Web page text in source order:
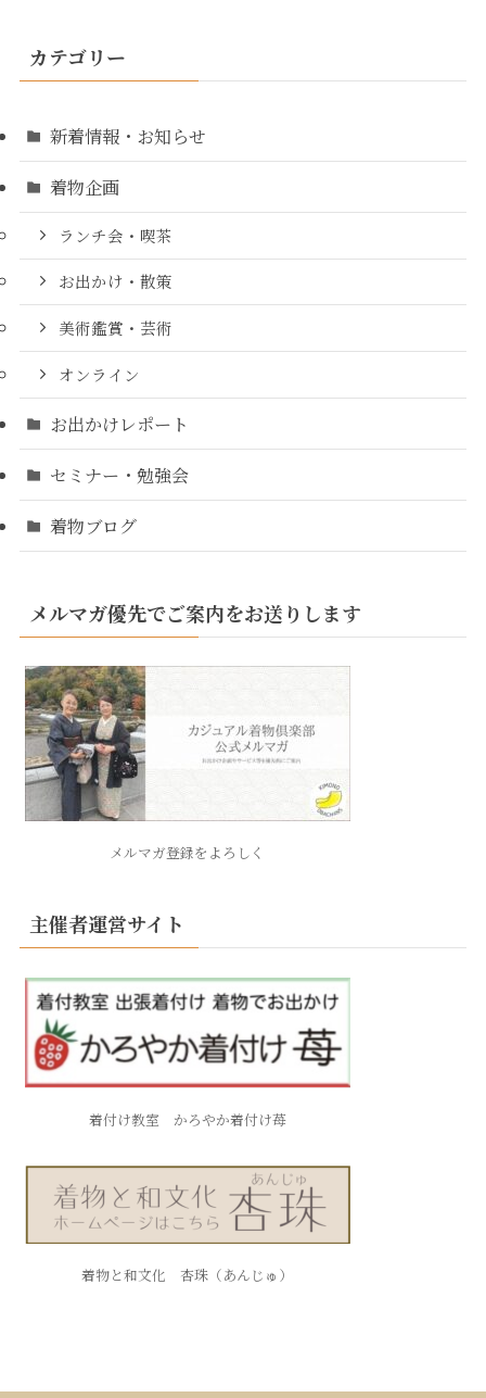
カテゴリー
新着情報・お知らせ
着物企画
ランチ会・喫茶
お出かけ・散策
美術鑑賞・芸術
オンライン
お出かけレポート
セミナー・勉強会
着物ブログ
メルマガ優先でご案内をお送りします
メルマガ登録をよろしく
主催者運営サイト
着付け教室 かろやか着付け苺
着物と和文化 杏珠（あんじゅ）